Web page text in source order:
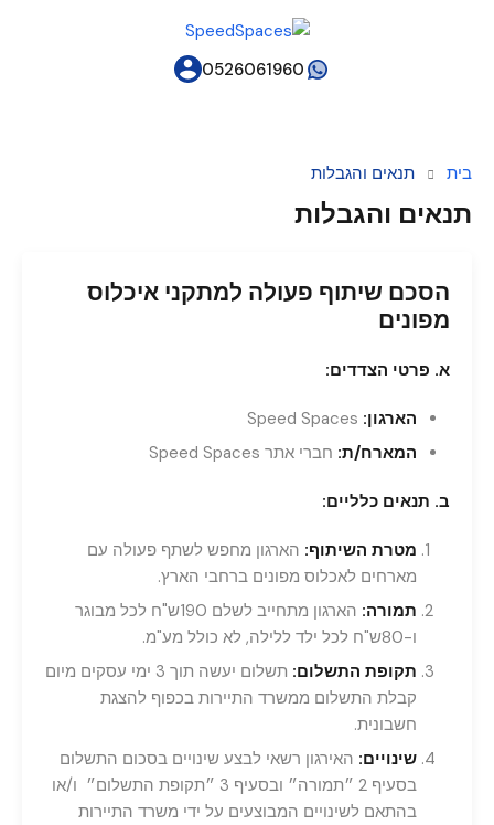
0526061960
בית תנאים והגבלות
תנאים והגבלות
הסכם שיתוף פעולה למתקני איכלוס
מפונים
א. פרטי הצדדים:
הארגון:
המארח/ת: חברי אתר Speed Spaces
ב. תנאים כלליים:
מטרת השיתוף: הארגון מחפש לשתף פעולה עם
מארחים לאכלוס מפונים ברחבי הארץ.
תמורה:
הארגון מתחייב לשלם 190ש"ח לכל מבוגר
ו-80ש"ח לכל ילד ללילה, לא כולל מע"מ.
תקופת התשלום:
תשלום יעשה תוך 3 ימי עסקים מיום
קבלת התשלום ממשרד התיירות בכפוף להצגת
חשבונית.
שינויים: האירגון רשאי לבצע שינויים בסכום התשלום
בסעיף 2 ״תמורה״ ובסעיף 3 ״תקופת התשלום״ ו/או
בהתאם לשינויים המבוצעים על ידי משרד התיירות